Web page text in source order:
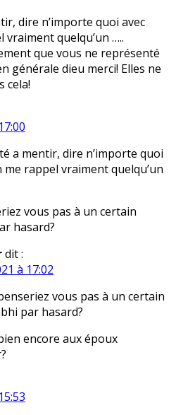
dire n’importe quoi avec
quelqu’un …..
que vous ne représenté
générale dieu merci! Elles ne
cela!
a mentir, dire n’importe quoi
me rappel vraiment quelqu’un
vous pas à un certain
hasard?
dit :
à 17:02
vous pas à un certain
par hasard?
encore aux époux